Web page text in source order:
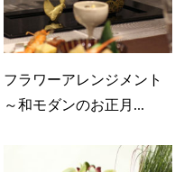
フラワーアレンジメント
～和モダンのお正月...